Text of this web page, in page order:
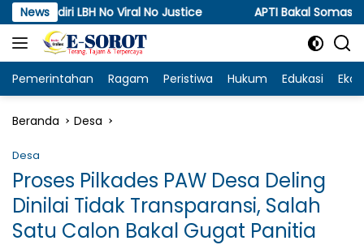
Langsung
ke
konten
News
No Viral No Justice APTI Bakal Somasi dan Gugat
Pemerintahan Ragam Peristiwa Hukum Edukasi
Beranda Desa
Desa
Proses Pilkades PAW Desa Deling
Dinilai Tidak Transparansi, Salah
Satu Calon Bakal Gugat Panitia